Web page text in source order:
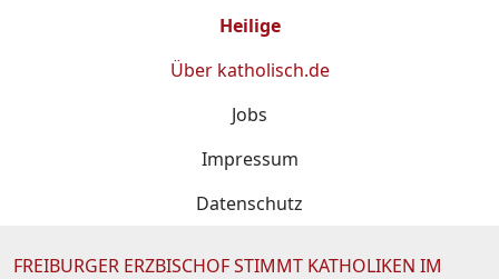
Heilige
Über katholisch.de
Jobs
Impressum
Datenschutz
FREIBURGER ERZBISCHOF STIMMT KATHOLIKEN IM